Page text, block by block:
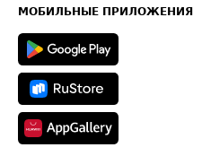
Техническая информация
МОБИЛЬНЫЕ ПРИЛОЖЕНИЯ